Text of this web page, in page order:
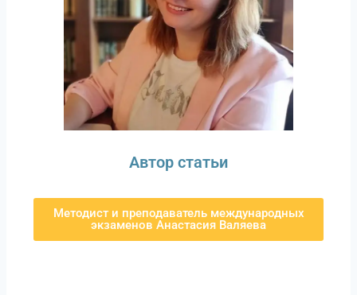
Автор статьи
Методист и преподаватель международных
экзаменов Анастасия Валяева